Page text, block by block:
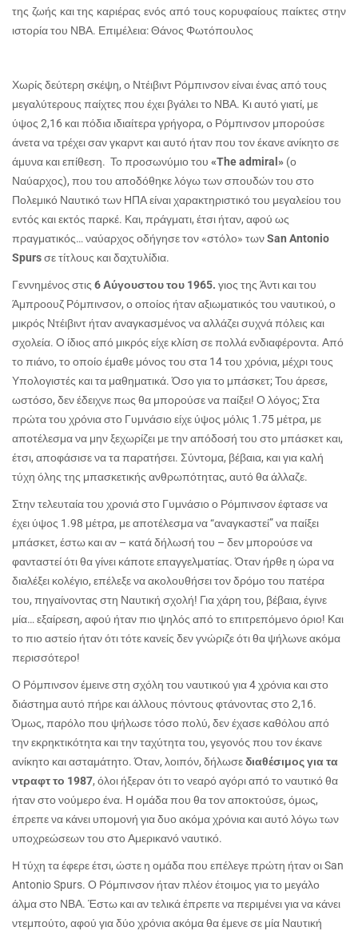
της ζωής και της καριέρας ενός από τους κορυφαίους παίκτες στην
ιστορία του ΝΒΑ. Επιμέλεια: Θάνος Φωτόπουλος
Χωρίς δεύτερη σκέψη, ο Ντέιβιντ Ρόμπινσον είναι ένας από τους
μεγαλύτερους παίχτες που έχει βγάλει το ΝΒΑ. Κι αυτό γιατί, με
ύψος 2,16 και πόδια ιδιαίτερα γρήγορα, ο Ρόμπινσον μπορούσε
άνετα να τρέχει σαν γκαρντ και αυτό ήταν που τον έκανε ανίκητο σε
άμυνα και επίθεση. Το προσωνύμιο του «The admiral» (ο
Ναύαρχος), που του αποδόθηκε λόγω των σπουδών του στο
Πολεμικό Ναυτικό των ΗΠΑ είναι χαρακτηριστικό του μεγαλείου του
εντός και εκτός παρκέ. Και, πράγματι, έτσι ήταν, αφού ως
πραγματικός… ναύαρχος οδήγησε τον «στόλο» τωνSan Antonio
Spursσε τίτλους και δαχτυλίδια.
Γεννημένος στις 6 Αύγουστου του 1965. γιος της Άντι και του
Άμπροουζ Ρόμπινσον, ο οποίος ήταν αξιωματικός του ναυτικού, ο
μικρός Ντέιβιντ ήταν αναγκασμένος να αλλάζει συχνά πόλεις και
σχολεία. Ο ίδιος από μικρός είχε κλίση σε πολλά ενδιαφέροντα. Από
το πιάνο, το οποίο έμαθε μόνος του στα 14 του χρόνια, μέχρι τους
Υπολογιστές και τα μαθηματικά. Όσο για το μπάσκετ; Του άρεσε,
ωστόσο, δεν έδειχνε πως θα μπορούσε να παίξει! Ο λόγος; Στα
πρώτα του χρόνια στο Γυμνάσιο είχε ύψος μόλις 1.75 μέτρα, με
αποτέλεσμα να μην ξεχωρίζει με την απόδοσή του στο μπάσκετ και,
έτσι, αποφάσισε να τα παρατήσει. Σύντομα, βέβαια, και για καλή
τύχη όλης της μπασκετικής ανθρωπότητας, αυτό θα άλλαζε.
Στην τελευταία του χρονιά στο Γυμνάσιο ο Ρόμπινσον έφτασε να
έχει ύψος 1.98 μέτρα, με αποτέλεσμα να “αναγκαστεί” να παίξει
μπάσκετ, έστω και αν – κατά δήλωσή του – δεν μπορούσε να
φανταστεί ότι θα γίνει κάποτε επαγγελματίας. Όταν ήρθε η ώρα να
διαλέξει κολέγιο, επέλεξε να ακολουθήσει τον δρόμο του πατέρα
του, πηγαίνοντας στη Ναυτική σχολή! Για χάρη του, βέβαια, έγινε
μία… εξαίρεση, αφού ήταν πιο ψηλός από το επιτρεπόμενο όριο! Και
το πιο αστείο ήταν ότι τότε κανείς δεν γνώριζε ότι θα ψήλωνε ακόμα
περισσότερο!
Ο Ρόμπινσον έμεινε στη σχόλη του ναυτικού για 4 χρόνια και στο
διάστημα αυτό πήρε και άλλους πόντους φτάνοντας στο 2,16.
Όμως, παρόλο που ψήλωσε τόσο πολύ, δεν έχασε καθόλου από
την εκρηκτικότητα και την ταχύτητα του, γεγονός που τον έκανε
ανίκητο και ασταμάτητο. Όταν, λοιπόν, δήλωσεδιαθέσιμος για τα
ντραφτ το 1987, όλοι ήξεραν ότι το νεαρό αγόρι από το ναυτικό θα
ήταν στο νούμερο ένα. Η ομάδα που θα τον αποκτούσε, όμως,
έπρεπε να κάνει υπομονή για δυο ακόμα χρόνια και αυτό λόγω των
υποχρεώσεων του στο Αμερικανό ναυτικό.
Η τύχη τα έφερε έτσι, ώστε η ομάδα που επέλεγε πρώτη ήταν οι San
Antonio Spurs. Ο Ρόμπινσον ήταν πλέον έτοιμος για το μεγάλο
άλμα στο ΝΒΑ. Έστω και αν τελικά έπρεπε να περιμένει για να κάνει
ντεμπούτο, αφού για δύο χρόνια ακόμα θα έμενε σε μία Ναυτική